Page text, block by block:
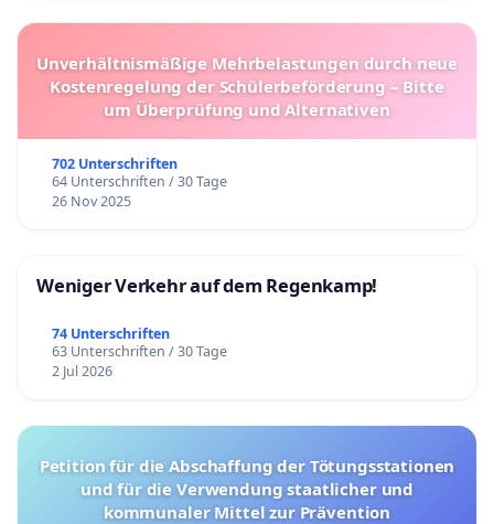
Unverhältnismäßige Mehrbelastungen durch neue
Kostenregelung der Schülerbeförderung – Bitte
um Überprüfung und Alternativen
702 Unterschriften
64 Unterschriften / 30 Tage
26 Nov 2025
Weniger Verkehr auf dem Regenkamp!
74 Unterschriften
63 Unterschriften / 30 Tage
2 Jul 2026
Petition für die Abschaffung der Tötungsstationen
und für die Verwendung staatlicher und
kommunaler Mittel zur Prävention